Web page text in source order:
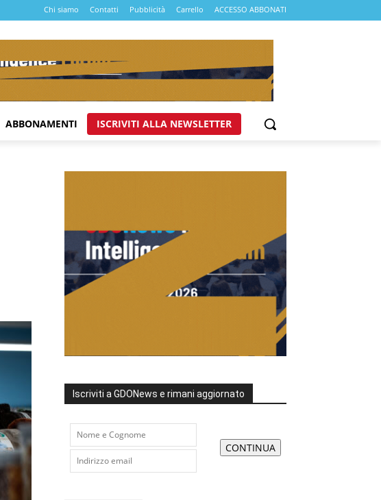
Chi siamo Contatti Pubblicità Carrello ACCESSO ABBONATI
ABBONAMENTI ISCRIVITI ALLA NEWSLETTER
Iscriviti a GDONews e rimani aggiornato